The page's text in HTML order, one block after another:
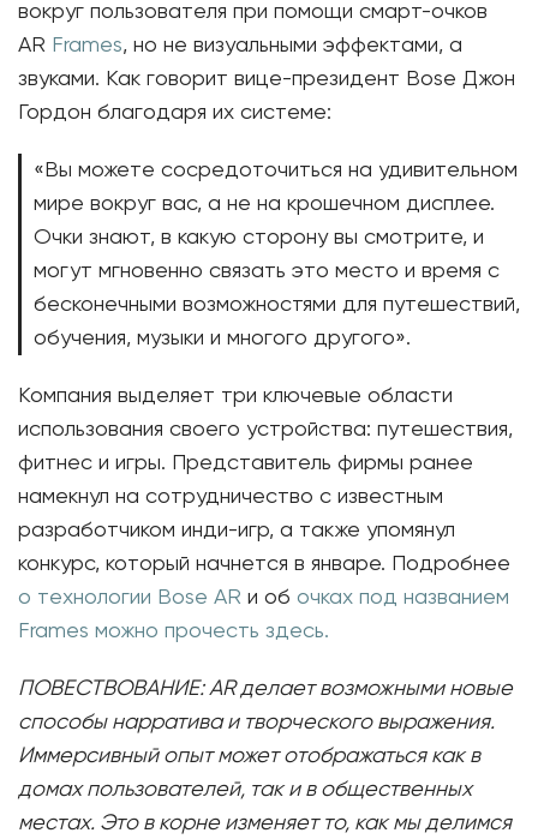
вокруг пользователя при помощи смарт-очков
AR Frames, но не визуальными эффектами, а
звуками. Как говорит вице-президент Bose Джон
Гордон благодаря их системе:
«Вы можете сосредоточиться на удивительном
мире вокруг вас, а не на крошечном дисплее.
Очки знают, в какую сторону вы смотрите, и
могут мгновенно связать это место и время с
бесконечными возможностями для путешествий,
обучения, музыки и многого другого».
Компания выделяет три ключевые области
использования своего устройства: путешествия,
фитнес и игры. Представитель фирмы ранее
намекнул на сотрудничество с известным
разработчиком инди-игр, а также упомянул
конкурс, который начнется в январе. Подробнее
о технологии Bose AR и об очках под названием
Frames можно прочесть здесь.
ПОВЕСТВОВАНИЕ:ARделает возможными новые
способы нарратива и творческого выражения.
Иммерсивный опыт может отображаться как в
домах пользователей, так и в общественных
местах. Это в корне изменяет то, как мы делимся